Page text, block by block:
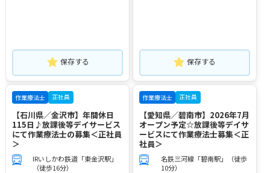
保存する 保存する
作業療法士 正社員
【石川県／金沢市】年間休日
115日♪放課後等デイサービス
にて作業療法士の募集＜正社員
＞
IRいしかわ鉄道「東金沢駅」
（徒歩16分）
作業療法士 正社員
【愛知県／碧南市】2026年7月
オープン予定☆放課後等デイサ
ービスにて作業療法士募集＜正
社員＞
名鉄三河線「碧南駅」（徒歩
10分）